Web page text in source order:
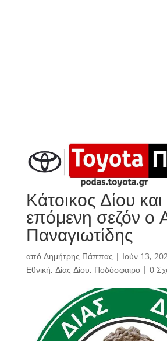
Κάτοικος Δίου
επόμενη σεζόν ο
Παναγιωτίδης
από Δημήτρης Πάππας | Ιούν 13,
Εθνική, Δίας Δίου, Ποδόσφαιρο| 0